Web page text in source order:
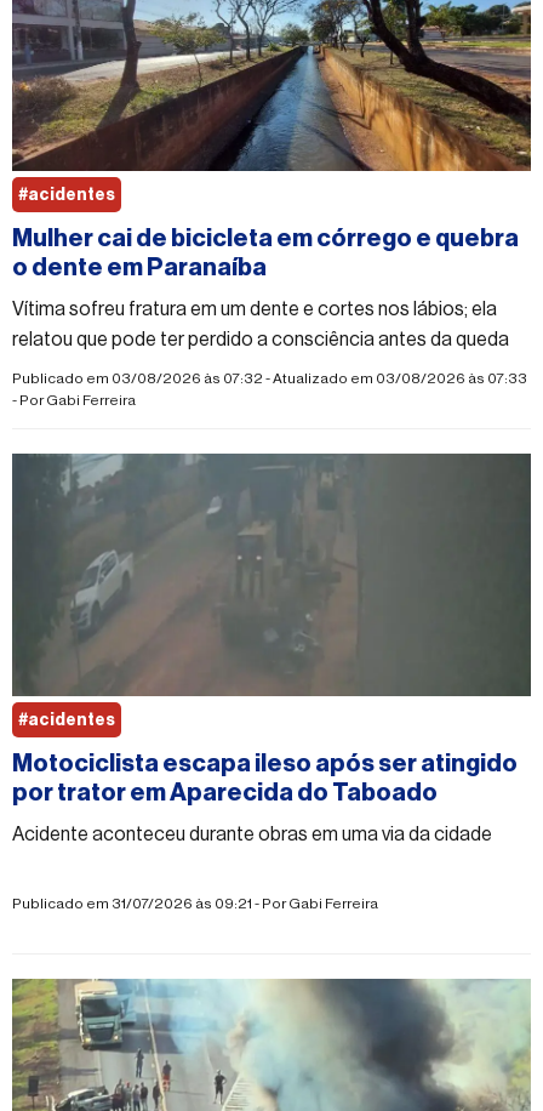
Mulher cai de bicicleta em córrego e quebra
o dente em Paranaíba
Vítima sofreu fratura em um dente e cortes nos lábios; ela
relatou que pode ter perdido a consciência antes da queda
Publicado em 03/08/2026 às 07:32 - Atualizado em 03/08/2026 às 07:33
- PorGabi Ferreira
#acidentes
Motociclista escapa ileso após ser atingido
por trator em Aparecida do Taboado
Acidente aconteceu durante obras em uma via da cidade
Publicado em 31/07/2026 às 09:21 - PorGabi Ferreira
#acidentes